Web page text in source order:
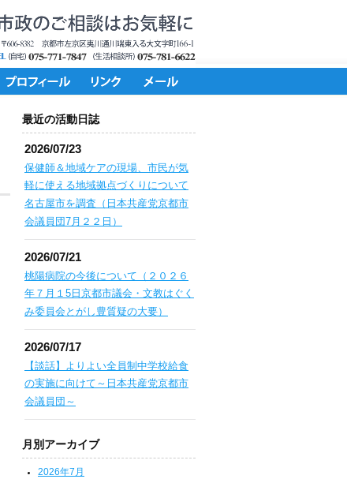
最近の活動日誌
2026/07/23
保健師＆地域ケアの現場、市民が気
軽に使える地域拠点づくりについて
名古屋市を調査（日本共産党京都市
会議員団7月２２日）
2026/07/21
桃陽病院の今後について（２０２６
年７月１5日京都市議会・文教はぐく
み委員会とがし豊質疑の大要）
2026/07/17
【談話】よりよい全員制中学校給食
の実施に向けて～日本共産党京都市
会議員団～
月別アーカイブ
2026年7月